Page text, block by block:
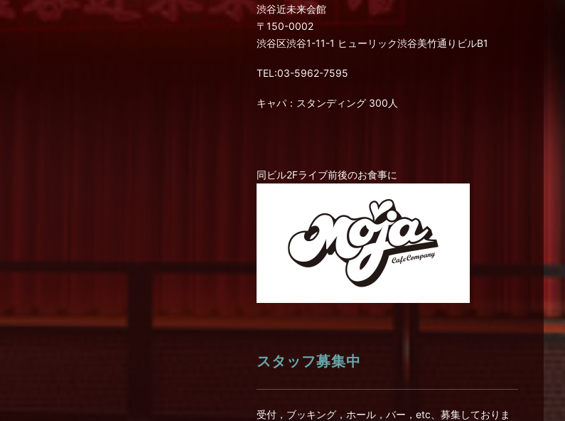
渋谷近未来会館
〒150-0002
渋谷区渋谷1-11-1 ヒューリック渋谷美竹通りビルB1
TEL:03-5962-7595
キャパ：スタンディング 300人
同ビル2Fライブ前後のお食事に
スタッフ募集中
受付，ブッキング，ホール，バー，etc、募集しておりま